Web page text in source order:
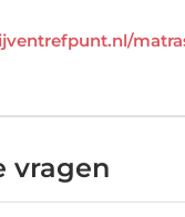
vragen